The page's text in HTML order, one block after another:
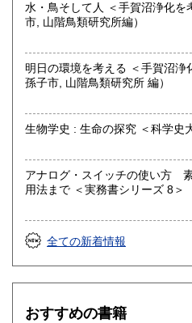
取り扱い分野
自然科学】
水・鳥そして人 ＜手賀沼浄化を考え
市, 山階鳥類研究所編）
明日の環境を考える ＜手賀沼浄化
孫子市, 山階鳥類研究所 編）
アナログ・スイッチの使い方
全ての新着情報
おすすめの書籍